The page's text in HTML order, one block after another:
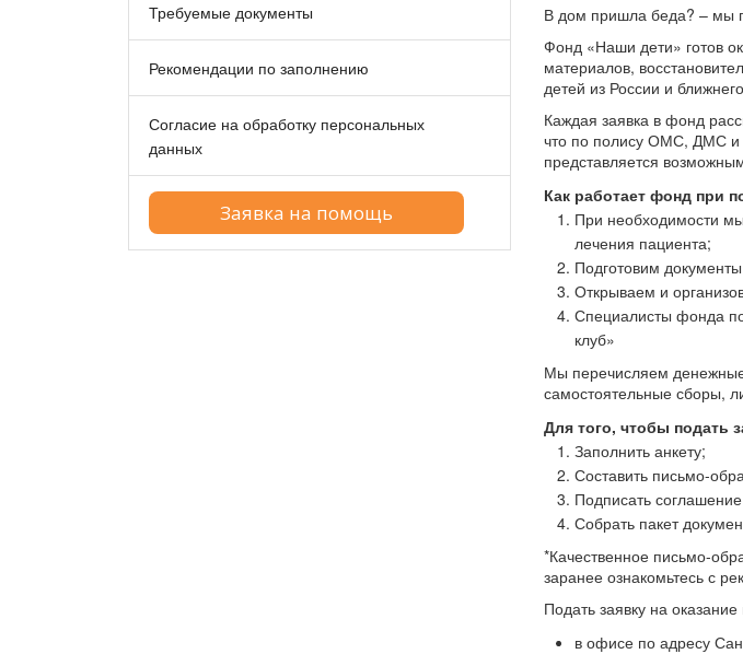
Требуемые документы
Рекомендации по заполнению
Согласие на обработку персональных
данных
Заявка на помощь
В дом пришла беда? – мы
Фонд «Наши дети» готов
материалов,
детей из России и
Каждая заявка в фонд
что по полису ОМС, ДМС и
представляется
Как работает фонд при
При необходимости
лечения пациента;
Подготовим
Открываем и
Специалисты фонда
клуб»
Мы перечисляем денежные
самостоятельные сборы,
Для того, чтобы подать
Заполнить анкету;
Составить письмо-
Подписать
Собрать пакет
*Качественное письмо-
заранее ознакомьтесь с
Подать заявку на
в офисе по адресу